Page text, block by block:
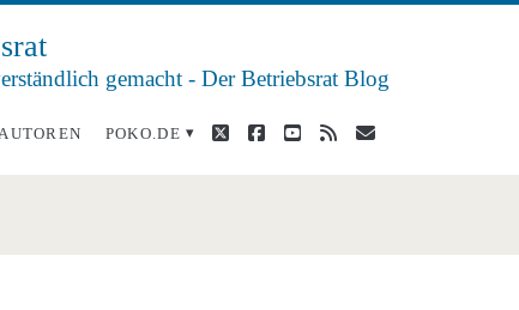
gemacht - Der Betriebsrat Blog
POKO.DE twitterfacebook
youtube
rss E-